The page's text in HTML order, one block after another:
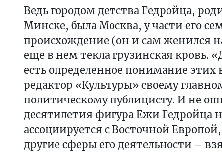
Ведь городом детства Гедройца,
Минске, была Москва, у части его
происхождение (он и сам женился
еще в нем текла грузинская кровь.
есть определенное понимание этих
редактор «Культуры» своему
политическому публицисту. И не
десятилетия фигура Ежи Гедройца
ассоциируется с Восточной
другие сферы его деятельности –